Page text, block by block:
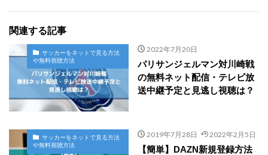
関連する記事
サッカーをネットで見る方法
や無料視聴方法
2022年7月20日
パリサンジェルマン対川崎戦
の無料ネット配信・テレビ放
送中継予定と見逃し視聴は？
サッカーをネットで見る方法
や無料視聴方法
2019年7月28日 2022年2月5日
【簡単】DAZN新規登録方法